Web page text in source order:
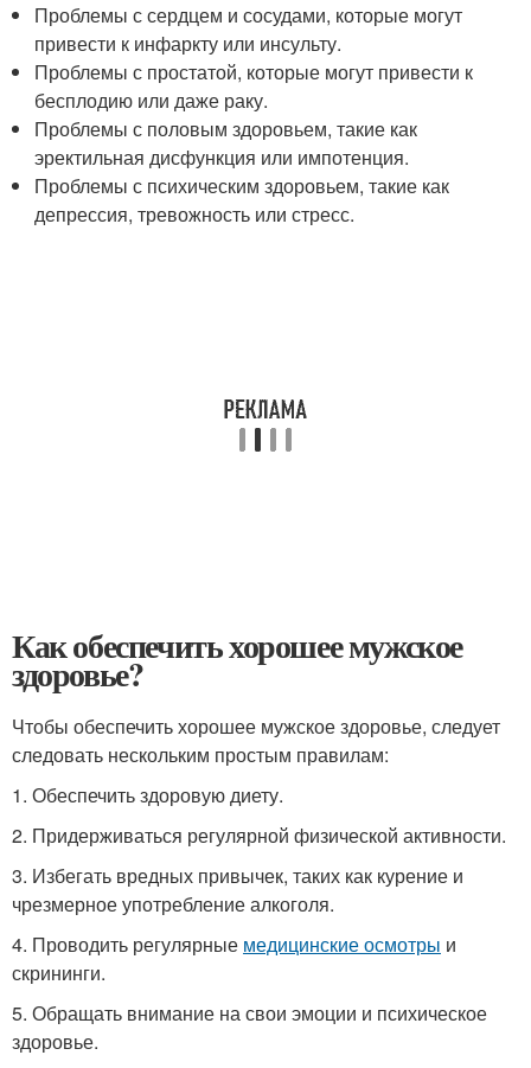
Проблемы с сердцем и сосудами, которые могут
привести к инфаркту или инсульту.
Проблемы с простатой, которые могут привести к
бесплодию или даже раку.
Проблемы с половым здоровьем, такие как
эректильная дисфункция или импотенция.
Проблемы с психическим здоровьем, такие как
депрессия, тревожность или стресс.
Как обеспечить хорошее мужское
здоровье?
Чтобы обеспечить хорошее мужское здоровье, следует
следовать нескольким простым правилам:
1. Обеспечить здоровую диету.
2. Придерживаться регулярной физической активности.
3. Избегать вредных привычек, таких как курение и
чрезмерное употребление алкоголя.
4. Проводить регулярные медицинские осмотры и
скрининги.
5. Обращать внимание на свои эмоции и психическое
здоровье.